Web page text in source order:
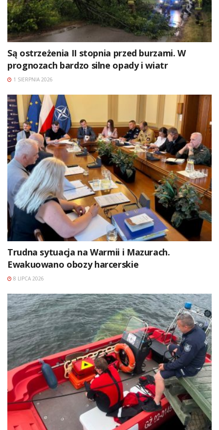
Są ostrzeżenia II stopnia przed burzami. W
prognozach bardzo silne opady i wiatr
1 SIERPNIA 2026
Trudna sytuacja na Warmii i Mazurach.
Ewakuowano obozy harcerskie
8 LIPCA 2026